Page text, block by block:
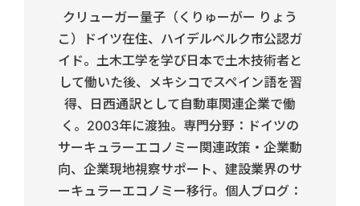
クリューガー量子（くりゅーがー りょう
こ）ドイツ在住、ハイデルベルク市公認ガ
イド。土木工学を学び日本で土木技術者と
して働いた後、メキシコでスペイン語を習
得、日西通訳として自動車関連企業で働
く。2003年に渡独。専門分野：ドイツの
サーキュラーエコノミー関連政策・企業動
向、企業現地視察サポート、建設業界のサ
ーキュラーエコノミー移行。個人ブログ：